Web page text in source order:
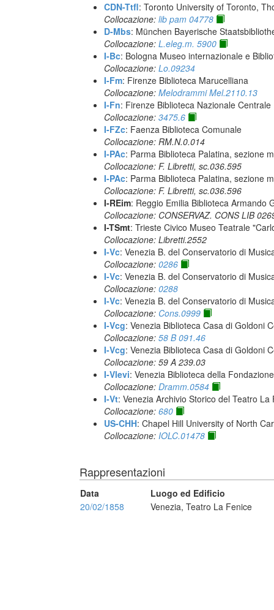
CDN-Ttfl: Toronto University of Toronto,
Collocazione: lib pam 04778
D-Mbs: München Bayerische
Collocazione: L.eleg.m. 5900
I-Bc: Bologna Museo internazionale e
Collocazione: Lo.09234
I-Fm: Firenze Biblioteca Marucelliana
Collocazione: Melodrammi Mel.2110.13
I-Fn: Firenze Biblioteca Nazionale Centrale
Collocazione: 3475.6
I-FZc: Faenza Biblioteca Comunale
Collocazione: RM.N.0.014
I-PAc: Parma Biblioteca Palatina, sezione
Collocazione: F. Libretti, sc.036.595
I-PAc: Parma Biblioteca Palatina, sezione
Collocazione: F. Libretti, sc.036.596
I-REim: Reggio Emilia Biblioteca Armando
Collocazione: CONSERVAZ. CONS LIB
I-TSmt: Trieste Civico Museo Teatrale
Collocazione: Libretti.2552
I-Vc: Venezia B. del Conservatorio di
Collocazione: 0286
I-Vc: Venezia B. del Conservatorio di
Collocazione: 0288
I-Vc: Venezia B. del Conservatorio di
Collocazione: Cons.0999
I-Vcg: Venezia Biblioteca Casa di Goldoni
Collocazione: 58 B 091.46
I-Vcg: Venezia Biblioteca Casa di Goldoni
Collocazione: 59 A 239.03
I-Vlevi: Venezia Biblioteca della
Collocazione: Dramm.0584
I-Vt: Venezia Archivio Storico del Teatro La
Collocazione: 680
US-CHH: Chapel Hill University of North
Collocazione: IOLC.01478
Rappresentazioni
Data
Luogo ed Edificio
20/02/1858
Venezia, Teatro La Fenice